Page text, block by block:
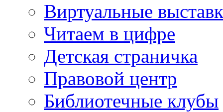
Виртуальные
Читаем в цифре
Детская страничка
Правовой центр
Библиотечные клубы